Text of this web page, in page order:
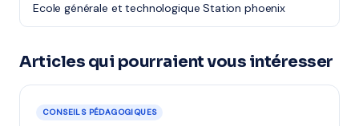
Ecole générale et technologique Station phoenix
Articles qui pourraient vous intéresser
CONSEILS PÉDAGOGIQUES